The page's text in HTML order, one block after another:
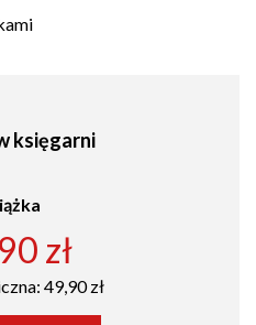
księgarni
zł
49,90 zł